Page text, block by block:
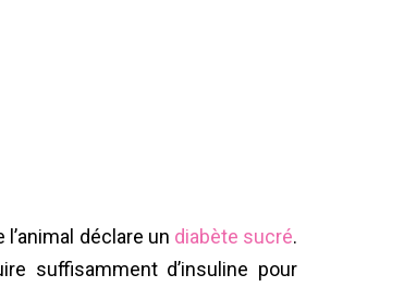
déclare un diabète sucré.
suffisamment d’insuline pour